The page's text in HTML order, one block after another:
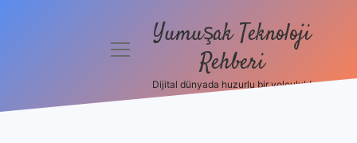
menüyüYumuşak Teknoloji
Rehberi
Dijital dünyada huzurlu bir yolculuk!